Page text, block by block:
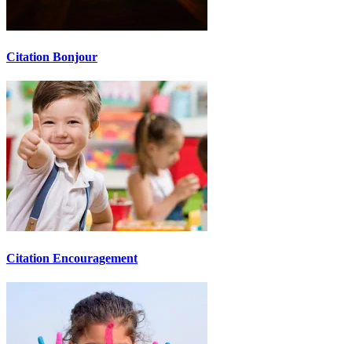
Citation Bonjour
Citation Encouragement